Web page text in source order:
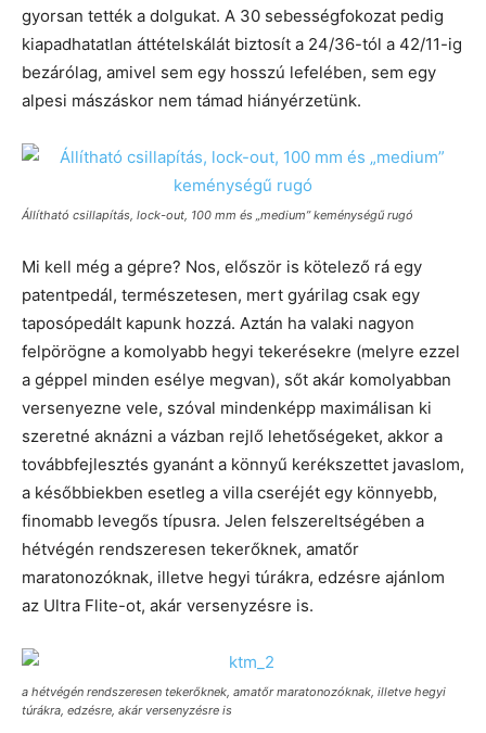
gyorsan tették a dolgukat. A 30 sebességfokozat pedig
kiapadhatatlan áttételskálát biztosít a 24/36-tól a 42/11-ig
bezárólag, amivel sem egy hosszú lefelében, sem egy
alpesi mászáskor nem támad hiányérzetünk.
Állítható csillapítás, lock-out, 100 mm és „medium” keménységű rugó
Mi kell még a gépre? Nos, először is kötelező rá egy
patentpedál, természetesen, mert gyárilag csak egy
taposópedált kapunk hozzá. Aztán ha valaki nagyon
felpörögne a komolyabb hegyi tekerésekre (melyre ezzel
a géppel minden esélye megvan), sőt akár komolyabban
versenyezne vele, szóval mindenképp maximálisan ki
szeretné aknázni a vázban rejlő lehetőségeket, akkor a
továbbfejlesztés gyanánt a könnyű kerékszettet javaslom,
a későbbiekben esetleg a villa cseréjét egy könnyebb,
finomabb levegős típusra. Jelen felszereltségében a
hétvégén rendszeresen tekerőknek, amatőr
maratonozóknak, illetve hegyi túrákra, edzésre ajánlom
az Ultra Flite-ot, akár versenyzésre is.
a hétvégén rendszeresen tekerőknek, amatőr maratonozóknak, illetve hegyi
túrákra, edzésre, akár versenyzésre is